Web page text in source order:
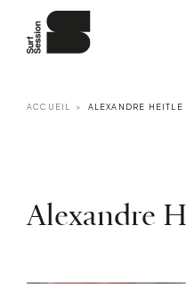
ACCUEIL ALEXANDRE HEITLE
Alexandre